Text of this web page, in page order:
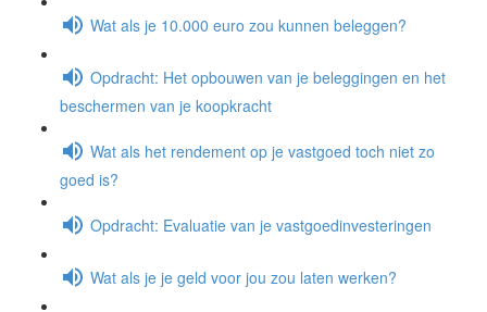
Wat als je 10.000 euro zou kunnen beleggen?
Opdracht: Het opbouwen van je beleggingen en het
beschermen van je koopkracht
Wat als het rendement op je vastgoed toch niet zo
goed is?
Opdracht: Evaluatie van je vastgoedinvesteringen
Wat als je je geld voor jou zou laten werken?